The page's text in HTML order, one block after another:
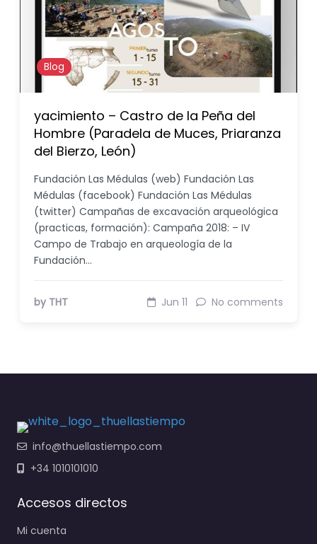
Blog
yacimiento – Castro de la Peña del
Hombre (Paradela de Muces, Priaranza
del Bierzo, León)
Fundación Las Médulas (web) Fundación Las
Médulas (facebook) Fundación Las Médulas
(twitter) Campañas de excavación arqueológica
(practicas, formación): Campaña 2018: – IV
Campo de Trabajo en arqueología de la
Fundación…
by THT Jun 11 No comments
info@thuellastiempo.com
+34 1010101010
Accesos directos
Mi cuenta